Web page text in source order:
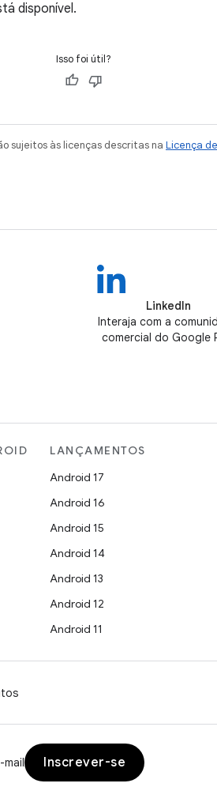
disponível.
Isso foi útil?
sujeitos às licenças descritas na Licença
LinkedIn
Interaja com a
comercial do Google
LANÇAMENTOS
Android 17
Android 16
Android 15
Android 14
Android 13
Android 12
Android 11
Inscrever-se